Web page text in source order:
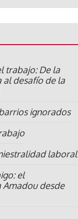
trabajo: De la
al desafío de la
ignorados
laboral
el
desde